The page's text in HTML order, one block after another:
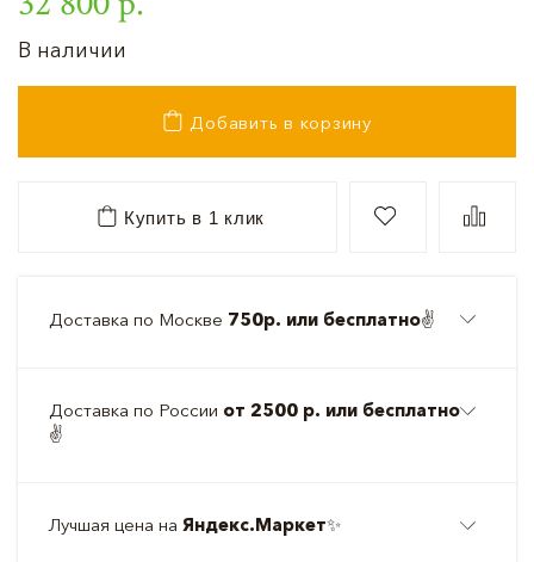
В наличии
Добавить в корзину
Купить в 1 клик
Доставка по Москве 750р. или бесплатно✌️
Доставка по России от 2500 р. или бесплатно
✌️
Лучшая цена на Яндекс.Маркет✨